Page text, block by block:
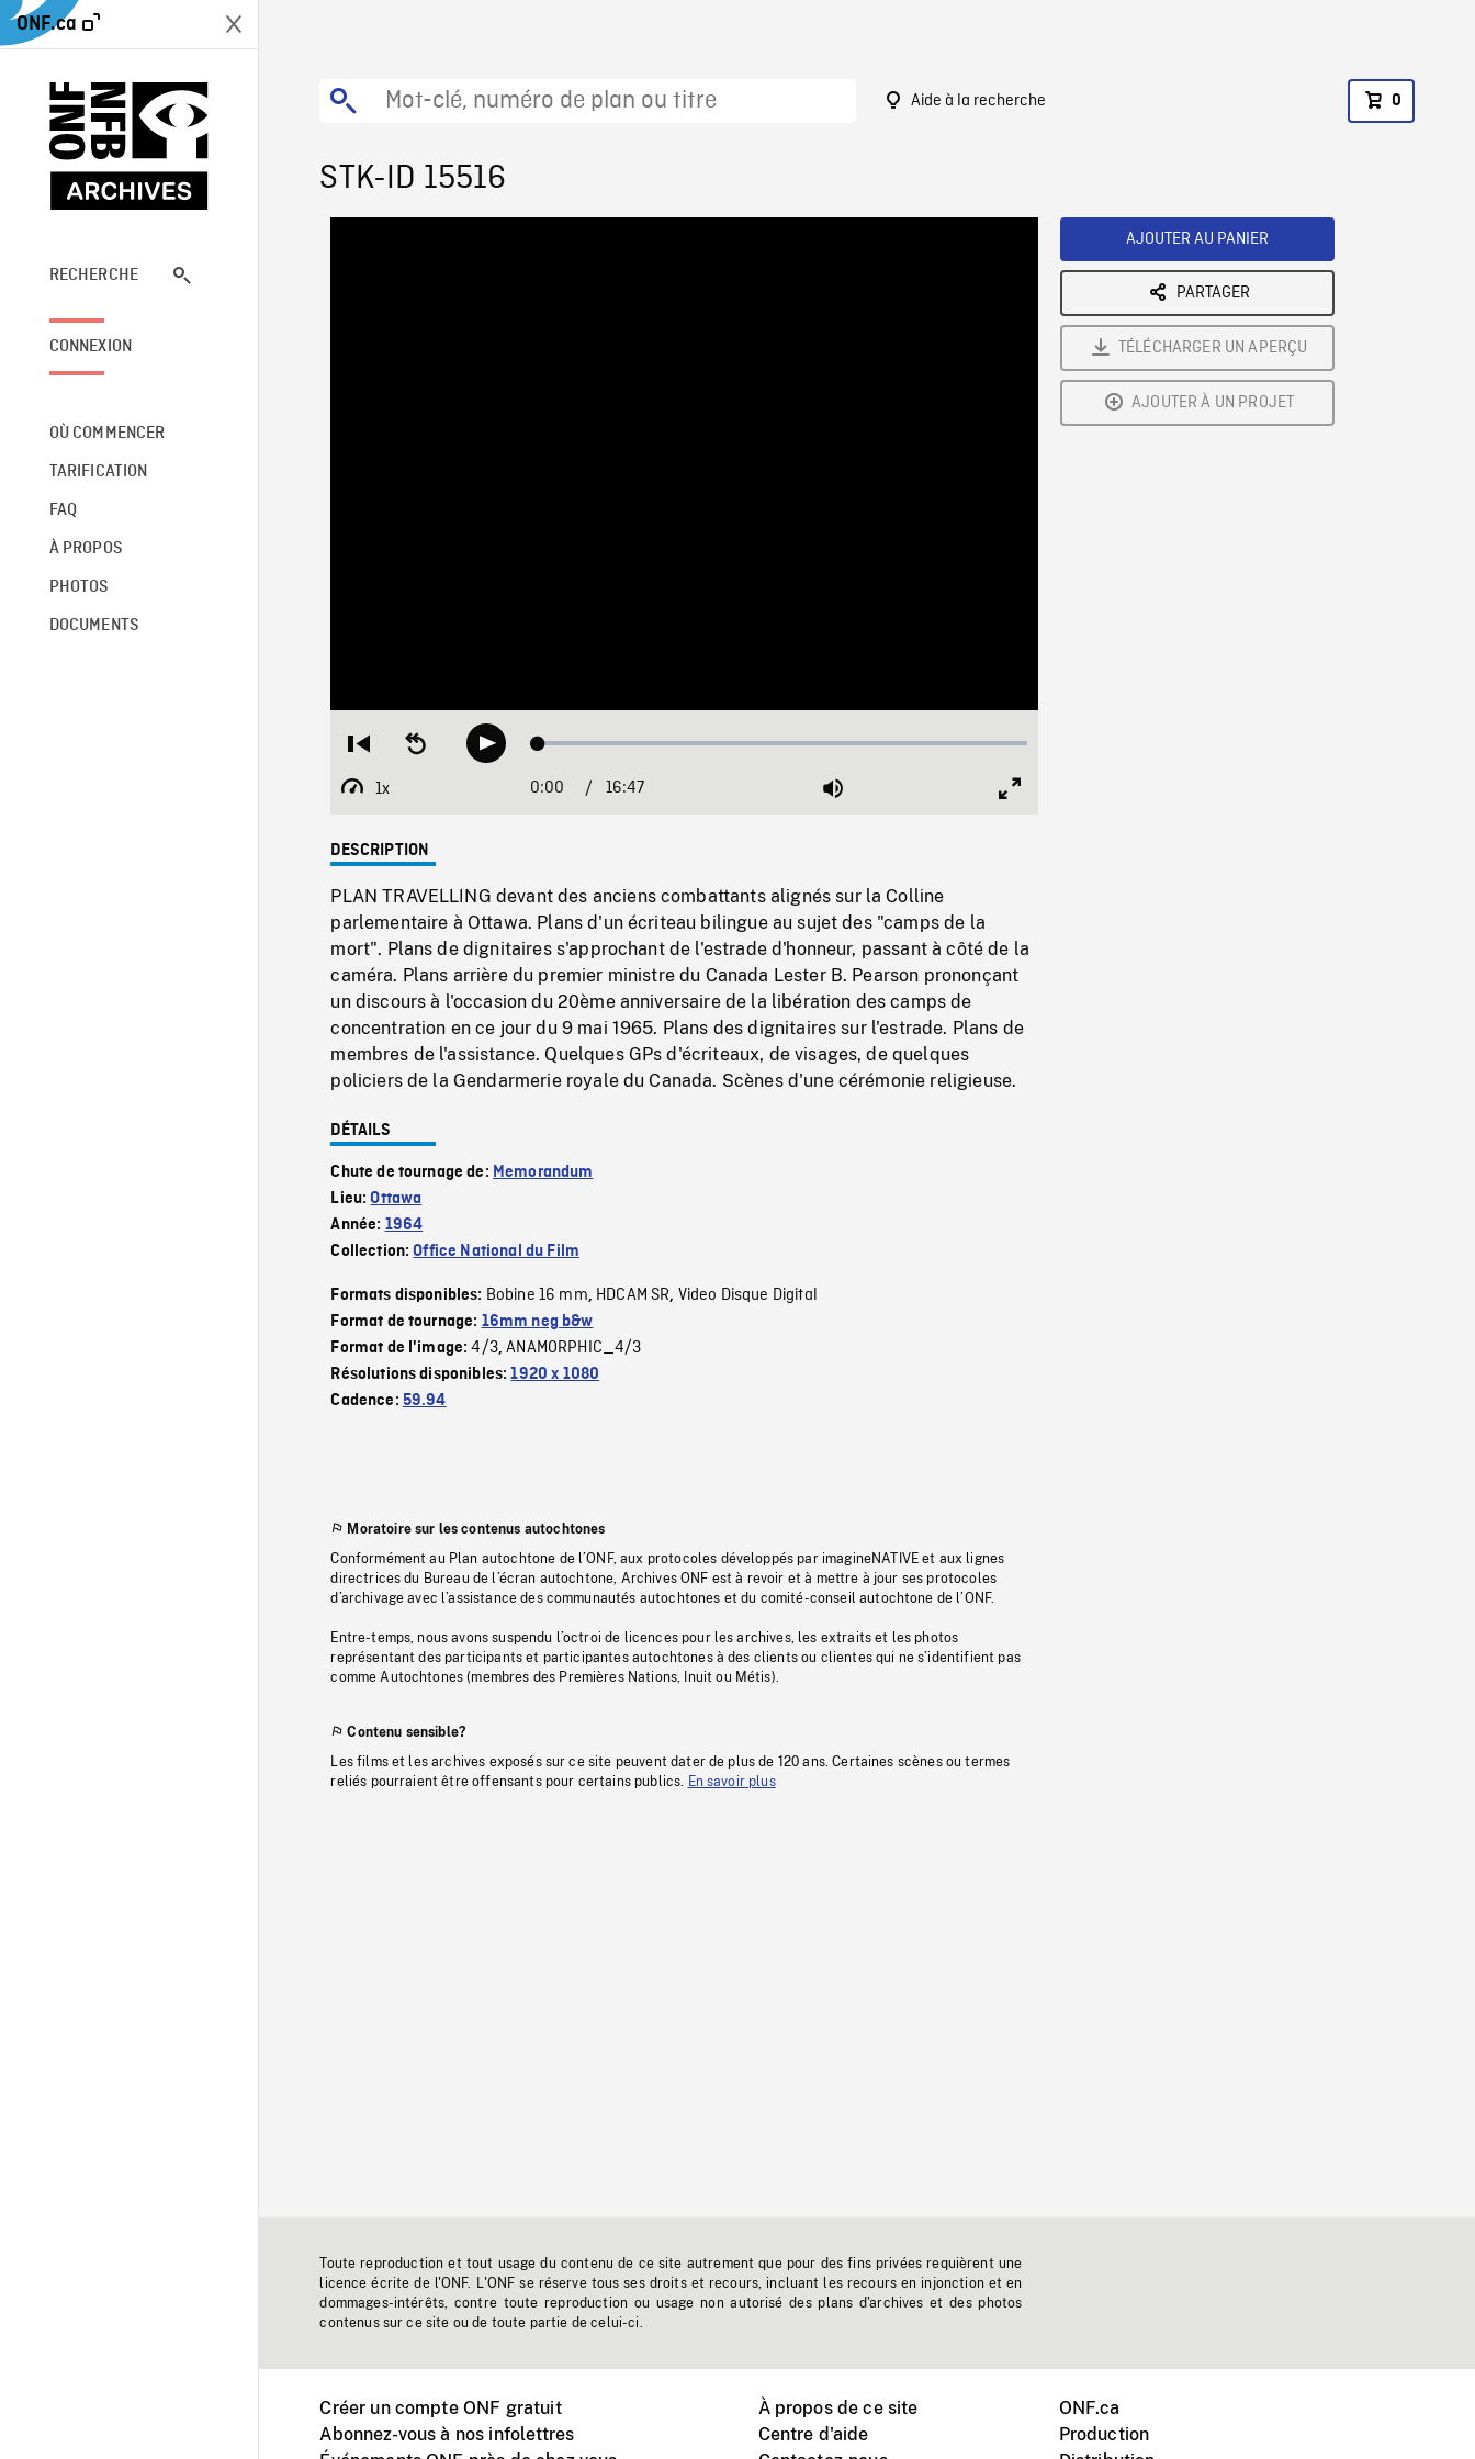
ONF.ca
RECHERCHE
CONNEXION
OÙ COMMENCER
TARIFICATION
FAQ
À PROPOS
PHOTOS
DOCUMENTS
Aide à la recherche 0
STK-ID 15516
Restart
beginning
Seek
backwardPlay Loaded:
1x
Playback
Current
0:00 / Duration
16:47 Mute
DESCRIPTION
PLAN TRAVELLING devant des anciens combattants alignés sur la Colline
parlementaire à Ottawa. Plans d'un écriteau bilingue au sujet des "camps de la
mort". Plans de dignitaires s'approchant de l'estrade d'honneur, passant à côté de la
caméra. Plans arrière du premier ministre du Canada Lester B. Pearson prononçant
un discours à l'occasion du 20ème anniversaire de la libération des camps de
concentration en ce jour du 9 mai 1965. Plans des dignitaires sur l'estrade. Plans de
membres de l'assistance. Quelques GPs d'écriteaux, de visages, de quelques
policiers de la Gendarmerie royale du Canada. Scènes d'une cérémonie religieuse.
DÉTAILS
Chute de tournage de: Memorandum
Lieu:Ottawa
Année: 1964
Collection:Office National du Film
Formats disponibles: Bobine 16 mm, HDCAM SR, Video Disque Digital
Format de tournage: 16mm neg b&w
Format de l'image:4/3,ANAMORPHIC_4/3
Résolutions disponibles:1920 x 1080
Cadence: 59.94
Moratoire sur les contenus autochtones
Conformément au Plan autochtone de l’ONF, aux protocoles développés par imagineNATIVE et aux lignes
directrices du Bureau de l’écran autochtone, Archives ONF est à revoir et à mettre à jour ses protocoles
d’archivage avec l’assistance des communautés autochtones et du comité-conseil autochtone de l’ONF.
Entre-temps, nous avons suspendu l’octroi de licences pour les archives, les extraits et les photos
représentant des participants et participantes autochtones à des clients ou clientes qui ne s’identifient pas
comme Autochtones (membres des Premières Nations, Inuit ou Métis).
Contenu sensible?
Les films et les archives exposés sur ce site peuvent dater de plus de 120 ans. Certaines scènes ou termes
reliés pourraient être offensants pour certains publics.
En savoir plus
AJOUTER AU PANIER
PARTAGER
TÉLÉCHARGER UN APERÇU
AJOUTER À UN PROJET
Toute reproduction et tout usage du contenu de ce site autrement que pour des fins privées requièrent une
licence écrite de l'ONF. L'ONF se réserve tous ses droits et recours, incluant les recours en injonction et en
dommages-intérêts, contre toute reproduction ou usage non autorisé des plans d'archives et des photos
contenus sur ce site ou de toute partie de celui-ci.
Créer un compte ONF gratuit
Abonnez-vous à nos infolettres
À propos de ce site
Centre d'aide
ONF.ca
Production